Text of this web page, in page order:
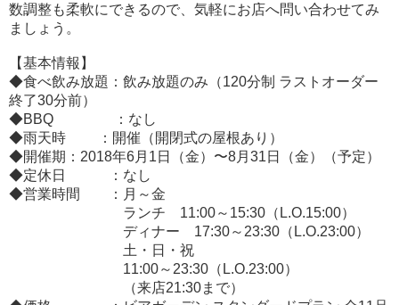
数調整も柔軟にできるので、気軽にお店へ問い合わせてみ
ましょう。
【基本情報】
◆食べ飲み放題：飲み放題のみ（120分制 ラストオーダー
終了30分前）
◆BBQ ：なし
◆雨天時 ：開催（開閉式の屋根あり）
◆開催期：2018年6月1日（金）〜8月31日（金）（予定）
◆定休日 ：なし
◆営業時間 ：月～金
ランチ 11:00～15:30（L.O.15:00）
ディナー 17:30～23:30（L.O.23:00）
土・日・祝
11:00～23:30（L.O.23:00）
（来店21:30まで）